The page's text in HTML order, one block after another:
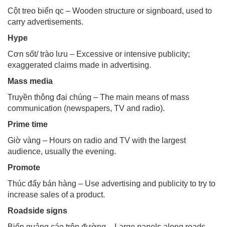
Cột treo biển qc – Wooden structure or signboard, used to
carry advertisements.
Hype
Cơn sốt/ trào lưu – Excessive or intensive publicity;
exaggerated claims made in advertising.
Mass media
Truyền thông đại chúng – The main means of mass
communication (newspapers, TV and radio).
Prime time
Giờ vàng – Hours on radio and TV with the largest
audience, usually the evening.
Promote
Thúc đẩy bán hàng – Use advertising and publicity to try to
increase sales of a product.
Roadside signs